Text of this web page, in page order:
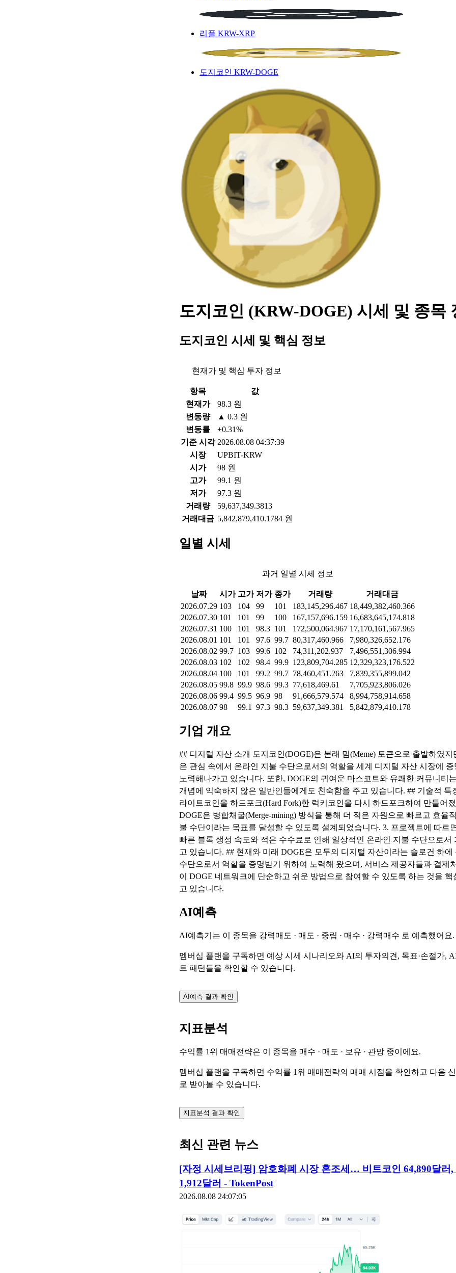
리플 KRW-XRP
도지코인 KRW-DOGE
도지코인 (KRW-DOGE) 시세 및 종목
도지코인 시세 및 핵심 정보
현재가 및 핵심 투자 정보
항목
값
현재가
98.3 원
변동량
▲ 0.3 원
변동률
+0.31%
기준 시각 2026.08.08 04:37:39
시장
UPBIT-KRW
시가
98 원
고가
99.1 원
저가
97.3 원
거래량
59,637,349.3813
거래대금 5,842,879,410.1784 원
일별 시세
과거 일별 시세 정보
날짜 시가 고가 저가 종가 거래량
거래대금
2026.07.29 103 104 99 101 183,145,296.467 18,449,382,460.366
2026.07.30 101 101 99 100 167,157,696.159 16,683,645,174.818
2026.07.31 100 101 98.3 101 172,500,064.967 17,170,161,567.965
2026.08.01 101 101 97.6 99.7 80,317,460.966
7,980,326,652.176
2026.08.02 99.7 103 99.6 102 74,311,202.937
7,496,551,306.994
2026.08.03 102 102 98.4 99.9 123,809,704.285 12,329,323,176.522
2026.08.04 100 101 99.2 99.7 78,460,451.263
7,839,355,899.042
2026.08.05 99.8 99.9 98.6 99.3 77,618,469.61
7,705,923,806.026
2026.08.06 99.4 99.5 96.9 98 91,666,579.574
8,994,758,914.658
2026.08.07 98 99.1 97.3 98.3 59,637,349.381 5,842,879,410.178
기업 개요
## 디지털 자산 소개 도지코인(DOGE)은 본래 밈(Meme) 토큰으로 출발하였지
은 관심 속에서 온라인 지불 수단으로서의 역할을 세계 디지털 자산 시장에
노력해나가고 있습니다. 또한, DOGE의 귀여운 마스코트와 유쾌한 커뮤니티
개념에 익숙하지 않은 일반인들에게도 친숙함을 주고 있습니다. ## 기술적 특
라이트코인을 하드포크(Hard Fork)한 럭키코인을 다시 하드포크하여 만들어
DOGE은 병합채굴(Merge-mining) 방식을 통해 더 적은 자원으로 빠르고 효율
불 수단이라는 목표를 달성할 수 있도록 설계되었습니다. 3. 프로젝트에 따르
빠른 블록 생성 속도와 적은 수수료로 인해 일상적인 온라인 지불 수단으로서
고 있습니다. ## 현재와 미래 DOGE은 모두의 디지털 자산이라는 슬로건 하에
수단으로서 역할을 증명받기 위하여 노력해 왔으며, 서비스 제공자들과 결제
이 DOGE 네트워크에 단순하고 쉬운 방법으로 참여할 수 있도록 하는 것을 핵
고 있습니다.
AI예측
AI예측기는 이 종목을 강력매도 · 매도 · 중립 · 매수 · 강력매수 로 예측했어요.
멤버십 플랜을 구독하면 예상 시세 시나리오와 AI의 투자의견, 목표·손절가,
트 패턴들을 확인할 수 있습니다.
AI예측 결과 확인
지표분석
수익률 1위 매매전략은 이 종목을 매수 · 매도 · 보유 · 관망 중이에요.
멤버십 플랜을 구독하면 수익률 1위 매매전략의 매매 시점을 확인하고 다음
로 받아볼 수 있습니다.
지표분석 결과 확인
최신 관련 뉴스
[자정 시세브리핑] 암호화폐 시장 혼조세… 비트코인 64,890달러,
1,912달러 - TokenPost
2026.08.08 24:07:05